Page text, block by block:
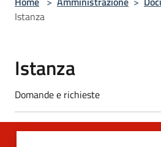
Istanza
Istanza
Domande e richieste